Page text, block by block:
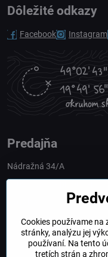
Dôležité odkazy
Facebook Instagram
Predajňa
Nádražná 34/A
Otváracie hodiny
Cookies používame na
stránky, analýzu jej
používaní. Na tento
tretích strán a